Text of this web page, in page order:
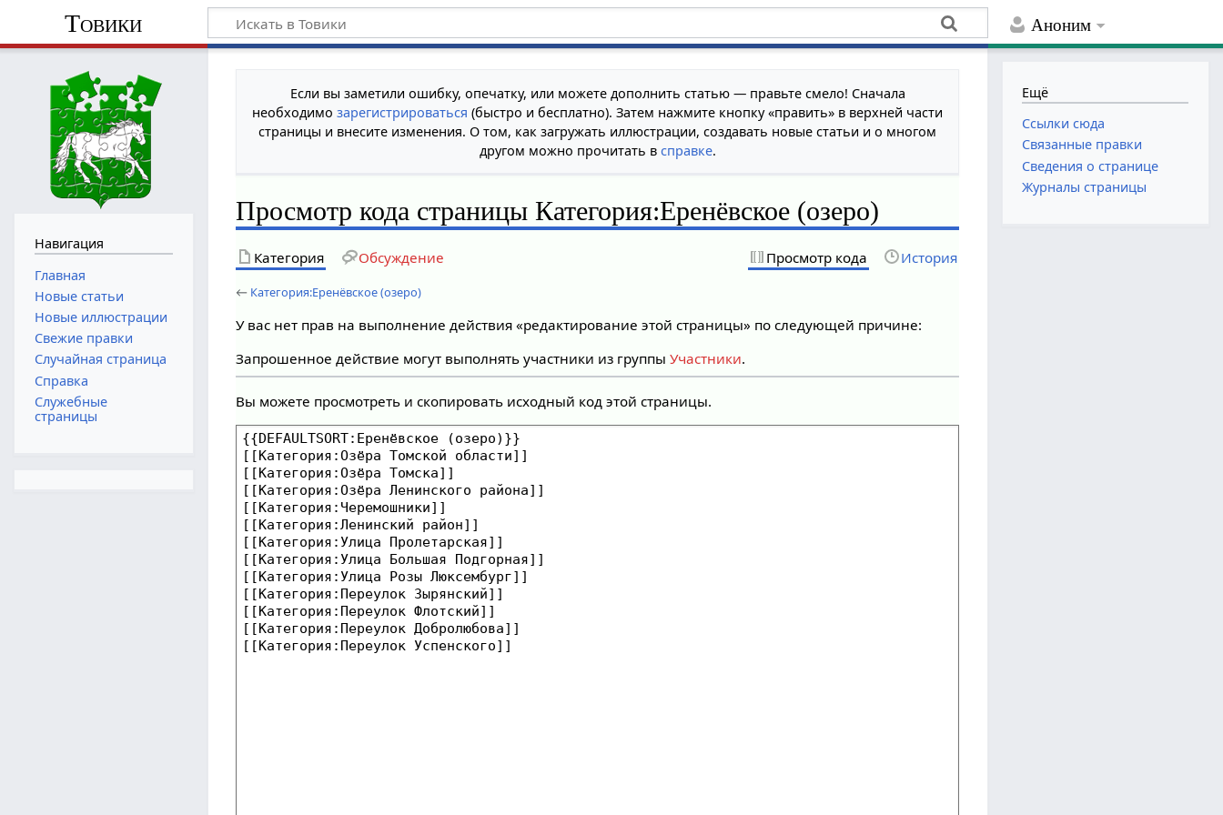
Аноним
Товики
Если вы заметили ошибку, опечатку, или можете дополнить статью — правьте смело! Сначала
необходимозарегистрироваться (быстро и бесплатно). Затем нажмите кнопку «править» в верхней части
страницы и внесите изменения. О том, как загружать иллюстрации, создавать новые статьи и о многом
другом можно прочитать в справке.
Просмотр кода страницы Категория:Еренёвское (озеро)
Категория Обсуждение Просмотр кода История
← Категория:Еренёвское (озеро)
У вас нет прав на выполнение действия «редактирование этой страницы» по следующей причине:
Запрошенное действие могут выполнять участники из группыУчастники.
Вы можете просмотреть и скопировать исходный код этой страницы.
Навигация
Главная
Новые статьи
Новые иллюстрации
Свежие правки
Случайная страница
Справка
Служебные
страницы
Ещё
Ссылки сюда
Связанные правки
Сведения о странице
Журналы страницы